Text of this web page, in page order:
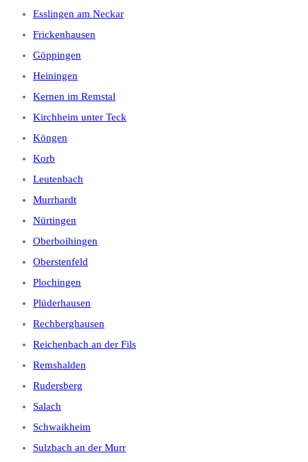
Esslingen am Neckar
Frickenhausen
Göppingen
Heiningen
Kernen im Remstal
Kirchheim unter Teck
Köngen
Korb
Leutenbach
Murrhardt
Nürtingen
Oberboihingen
Oberstenfeld
Plochingen
Plüderhausen
Rechberghausen
Reichenbach an der Fils
Remshalden
Rudersberg
Salach
Schwaikheim
Sulzbach an der Murr